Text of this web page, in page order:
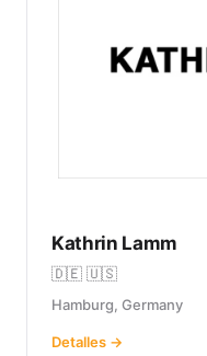
Kathrin Lamm
🇩🇪 🇺🇸
Hamburg, Germany
Detalles →